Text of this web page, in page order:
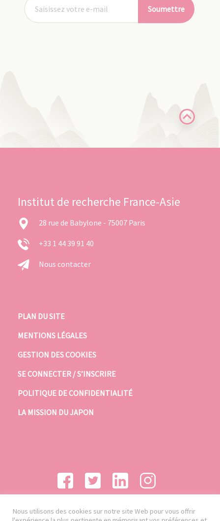
Soumettre
Institut de recherche France-Asie
28 rue de Babylone - 75007 Paris
+33 1 44 39 91 40
Nous contacter
PLAN DU SITE
MENTIONS LÉGALES
GESTION DES COOKIES
SE CONNECTER / S’INSCRIRE
POLITIQUE DE CONFIDENTIALITÉ
LA MISSION DU JAPON
Nous utilisons des cookies sur notre site Web pour vous offrir